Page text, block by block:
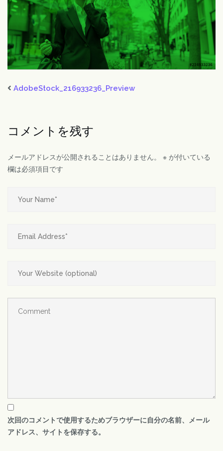
AdobeStock_216933236_Preview
コメントを残す
メールアドレスが公開されることはありません。 ※ が付いている
欄は必須項目です
次回のコメントで使用するためブラウザーに自分の名前、メール
アドレス、サイトを保存する。